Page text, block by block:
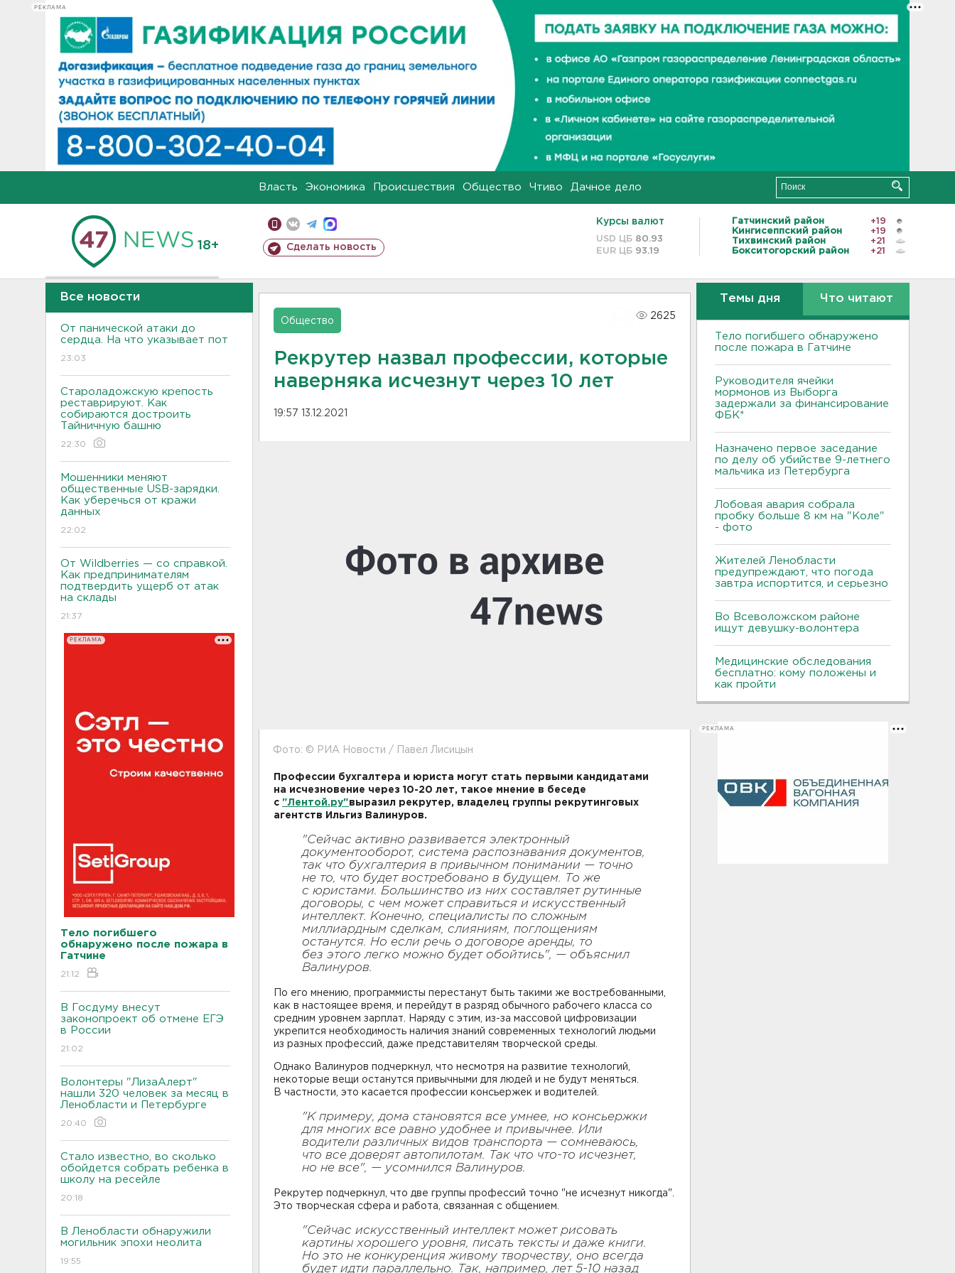
РЕКЛАМА
Власть Экономика Происшествия Общество Чтиво Дачное дело
18+ Сделать новость
Курсы валют
USD ЦБ 80.93
EUR ЦБ 93.19
Гатчинский район
+19
Кингисеппский район
+19
Тихвинский район
+21
Бокситогорский район
+21
Все новости
От панической атаки до
сердца. На что указывает пот
23:03
Староладожскую крепость
реставрируют. Как
собираются достроить
Тайничную башню
22:30
Мошенники меняют
общественные USB-зарядки.
Как уберечься от кражи
данных
22:02
От Wildberries — со справкой.
Как предпринимателям
подтвердить ущерб от атак
на склады
21:37
РЕКЛАМА
Тело погибшего
обнаружено после пожара в
Гатчине
21:12
В Госдуму внесут
законопроект об отмене ЕГЭ
в России
21:02
Волонтеры "ЛизаАлерт"
нашли 320 человек за месяц в
Ленобласти и Петербурге
20:40
Стало известно, во сколько
обойдется собрать ребенка в
школу на ресейле
20:18
В Ленобласти обнаружили
могильник эпохи неолита
19:55
Общество
2625
Рекрутер назвал профессии, которые
наверняка исчезнут через 10 лет
19:57 13.12.2021
Фото: © РИА Новости / Павел Лисицын
Профессии бухгалтера и юриста могут стать первыми кандидатами
на исчезновение через 10-20 лет, такое мнение в беседе
с "Лентой.ру"выразил рекрутер, владелец группы рекрутинговых
агентств Ильгиз Валинуров.
"Сейчас активно развивается электронный
документооборот, система распознавания документов,
так что бухгалтерия в привычном понимании — точно
не то, что будет востребовано в будущем. То же
с юристами. Большинство из них составляет рутинные
договоры, с чем может справиться и искусственный
интеллект. Конечно, специалисты по сложным
миллиардным сделкам, слияниям, поглощениям
останутся. Но если речь о договоре аренды, то
без этого легко можно будет обойтись", — объяснил
Валинуров.
По его мнению, программисты перестанут быть такими же востребованными,
как в настоящее время, и перейдут в разряд обычного рабочего класса со
средним уровнем зарплат. Наряду с этим, из-за массовой цифровизации
укрепится необходимость наличия знаний современных технологий людьми
из разных профессий, даже представителям творческой среды.
Однако Валинуров подчеркнул, что несмотря на развитие технологий,
некоторые вещи останутся привычными для людей и не будут меняться.
В частности, это касается профессии консьержек и водителей.
"К примеру, дома становятся все умнее, но консьержки
для многих все равно удобнее и привычнее. Или
водители различных видов транспорта — сомневаюсь,
что все доверят автопилотам. Так что что-то исчезнет,
но не все", — усомнился Валинуров.
Рекрутер подчеркнул, что две группы профессий точно "не исчезнут никогда".
Это творческая сфера и работа, связанная с общением.
"Сейчас искусственный интеллект может рисовать
картины хорошего уровня, писать тексты и даже книги.
Но это не конкуренция живому творчеству, оно всегда
будет идти параллельно. Так, например, лет 5-10 назад
Темы дня Что читают
Тело погибшего обнаружено
после пожара в Гатчине
Руководителя ячейки
мормонов из Выборга
задержали за финансирование
ФБК*
Назначено первое заседание
по делу об убийстве 9-летнего
мальчика из Петербурга
Лобовая авария собрала
пробку больше 8 км на "Коле"
- фото
Жителей Ленобласти
предупреждают, что погода
завтра испортится, и серьезно
Во Всеволожском районе
ищут девушку-волонтера
Медицинские обследования
бесплатно: кому положены и
как пройти
РЕКЛАМА